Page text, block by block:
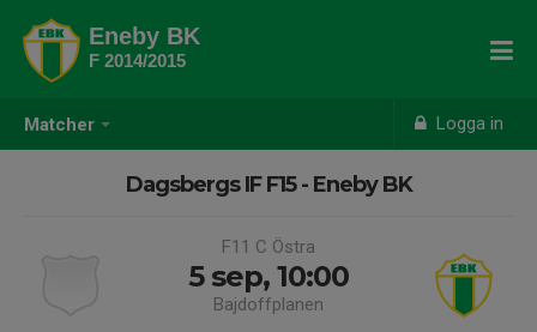
Matcher Logga in
Eneby BK
F 2014/2015
Dagsbergs IF F15 - Eneby BK
F11 C Östra
5 sep, 10:00
Bajdoffplanen